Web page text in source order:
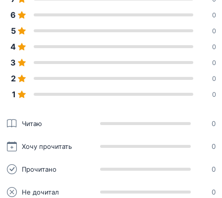
6 0
5 0
4 0
3 0
2 0
1 0
Читаю 0
Хочу прочитать 0
Прочитано 0
Не дочитал 0